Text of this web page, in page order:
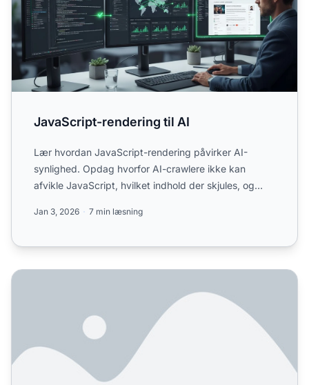
JavaScript-rendering til AI
Lær hvordan JavaScript-rendering påvirker AI-
synlighed. Opdag hvorfor AI-crawlere ikke kan
afvikle JavaScript, hvilket indhold der skjules, og
Jan 3, 2026 7 min læsning
Hvordan Dynamisk Rendering Påvirker AI: Indflydelse på